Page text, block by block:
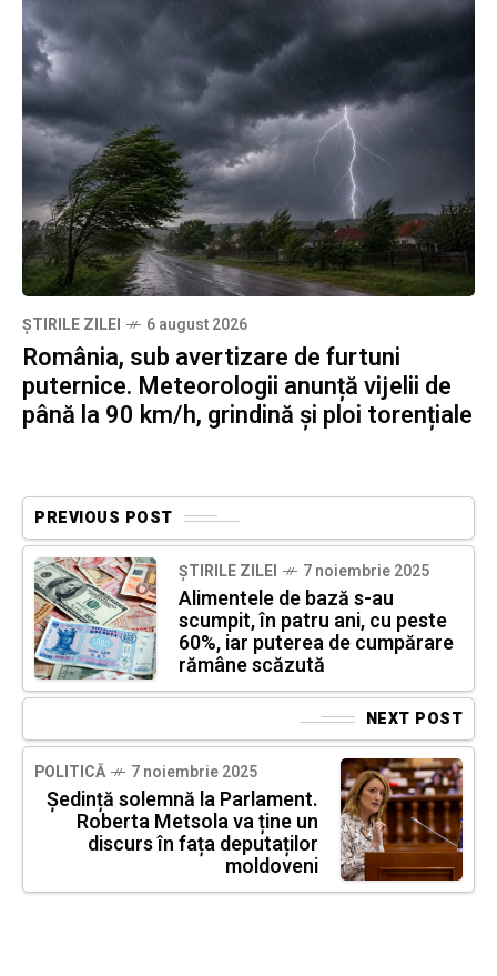
ȘTIRILE ZILEI 6 august 2026
România, sub avertizare de furtuni
puternice. Meteorologii anunță vijelii de
până la 90 km/h, grindină și ploi torențiale
PREVIOUS POST
ȘTIRILE ZILEI 7 noiembrie 2025
Alimentele de bază s-au
scumpit, în patru ani, cu peste
60%, iar puterea de cumpărare
rămâne scăzută
NEXT POST
POLITICĂ 7 noiembrie 2025
Ședință solemnă la Parlament.
Roberta Metsola va ține un
discurs în fața deputaților
moldoveni